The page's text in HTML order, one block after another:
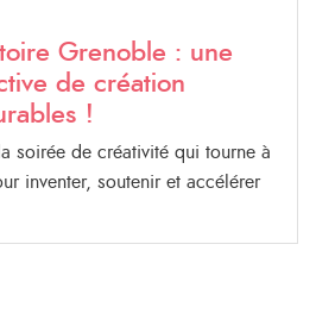
Grenoble : une
de création
!
soirée de créativité qui tourne à
inventer, soutenir et accélérer